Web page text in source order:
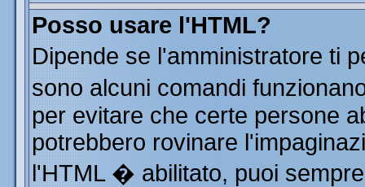
Posso usare l'HTML?
Dipende se l'amministratore ti
sono alcuni comandi
per evitare che certe persone
potrebbero rovinare
l'HTML � abilitato, puoi